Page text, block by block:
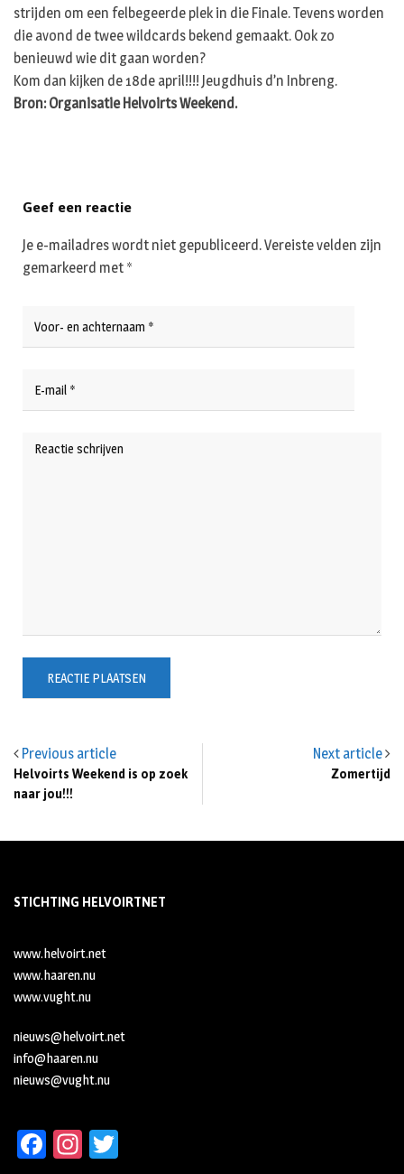
strijden om een felbegeerde plek in die Finale. Tevens worden
die avond de twee wildcards bekend gemaakt. Ook zo
benieuwd wie dit gaan worden?
Kom dan kijken de 18de april!!!! Jeugdhuis d’n Inbreng.
Bron: Organisatie Helvoirts Weekend.
Previous article
Helvoirts Weekend is op zoek
naar jou!!!
Next article
Zomertijd
Geef een reactie
Je e-mailadres wordt niet gepubliceerd.Vereiste velden zijn
gemarkeerd met *
STICHTING HELVOIRTNET
www.helvoirt.net
www.haaren.nu
www.vught.nu
nieuws@helvoirt.net
info@haaren.nu
nieuws@vught.nu
Fa In